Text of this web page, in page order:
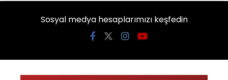
Sosyal medya hesaplarımızı keşfedin